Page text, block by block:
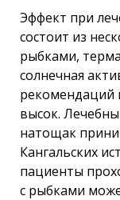
Эффект при
состоит из
рыбками,
солнечная
рекомендаций
высок.
натощак
Кангальских
пациенты
с рыбками